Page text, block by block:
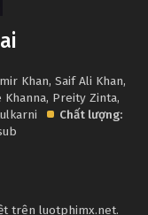
Khan,Saif Ali Khan,
Khanna, Preity Zinta,
Chất lượng:
trên luotphimx.net.